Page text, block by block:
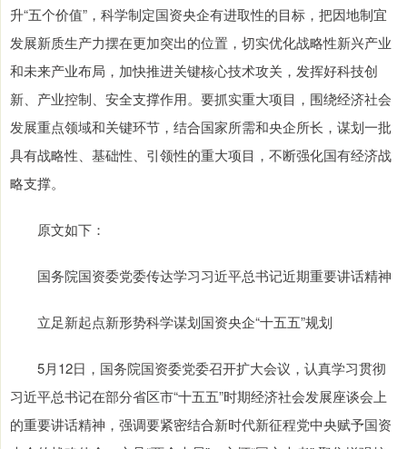
升“五个价值”，科学制定国资央企有进取性的目标，把因地制宜
发展新质生产力摆在更加突出的位置，切实优化战略性新兴产业
和未来产业布局，加快推进关键核心技术攻关，发挥好科技创
新、产业控制、安全支撑作用。要抓实重大项目，围绕经济社会
发展重点领域和关键环节，结合国家所需和央企所长，谋划一批
具有战略性、基础性、引领性的重大项目，不断强化国有经济战
略支撑。
原文如下：
国务院国资委党委传达学习习近平总书记近期重要讲话精神
立足新起点新形势科学谋划国资央企“十五五”规划
5月12日，国务院国资委党委召开扩大会议，认真学习贯彻
习近平总书记在部分省区市“十五五”时期经济社会发展座谈会上
的重要讲话精神，强调要紧密结合新时代新征程党中央赋予国资